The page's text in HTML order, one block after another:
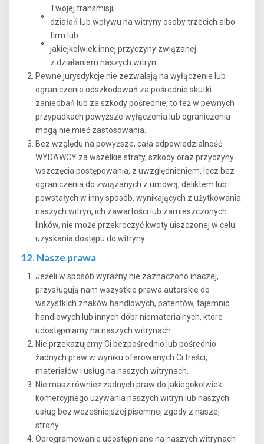
Twojej transmisji,
działań lub wpływu na witryny osoby trzecich albo
firm lub
jakiejkolwiek innej przyczyny związanej
z działaniem naszych witryn.
Pewne jurysdykcje nie zezwalają na wyłączenie lub
ograniczenie odszkodowań za pośrednie skutki
zaniedbań lub za szkody pośrednie, to też w pewnych
przypadkach powyższe wyłączenia lub ograniczenia
mogą nie mieć zastosowania.
Bez względu na powyższe, cała odpowiedzialność
WYDAWCY za wszelkie straty, szkody oraz przyczyny
wszczęcia postępowania, z uwzględnieniem, lecz bez
ograniczenia do związanych z umową, deliktem lub
powstałych w inny sposób, wynikających z użytkowania
naszych witryn, ich zawartości lub zamieszczonych
linków, nie może przekroczyć kwoty uiszczonej w celu
uzyskania dostępu do witryny.
12. Nasze prawa
Jeżeli w sposób wyraźny nie zaznaczono inaczej,
przysługują nam wszystkie prawa autorskie do
wszystkich znaków handlowych, patentów, tajemnic
handlowych lub innych dóbr niematerialnych, które
udostępniamy na naszych witrynach.
Nie przekazujemy Ci bezpośrednio lub pośrednio
żadnych praw w wyniku oferowanych Ci treści,
materiałów i usług na naszych witrynach.
Nie masz również żadnych praw do jakiegokolwiek
komercyjnego używania naszych witryn lub naszych
usług bez wcześniejszej pisemnej zgody z naszej
strony.
Oprogramowanie udostępniane na naszych witrynach